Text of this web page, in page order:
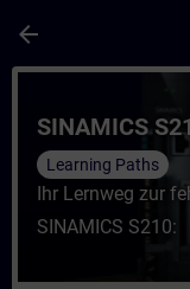
arrow_back
Kurs -
SINAMICS
Learning Paths
Ihr Lernweg zur
SINAMICS S210: